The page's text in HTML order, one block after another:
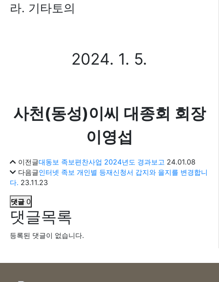
라. 기타토의
2024. 1. 5.
사천(동성)이씨 대종회 회장
이영섭
이전글대동보 족보편찬사업 2024년도 경과보고 24.01.08
다음글인터넷 족보 개인별 등재신청서 갑지와 을지를 변경합니
다. 23.11.23
댓글 0
댓글목록
등록된 댓글이 없습니다.